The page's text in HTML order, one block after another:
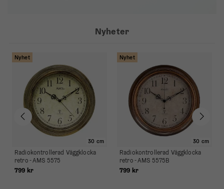
Nyheter
Nyhet
30 cm
Radiokontrollerad Väggklocka
retro - AMS 5575
799 kr
Nyhet
30 cm
Radiokontrollerad Väggklocka
retro - AMS 5575B
799 kr